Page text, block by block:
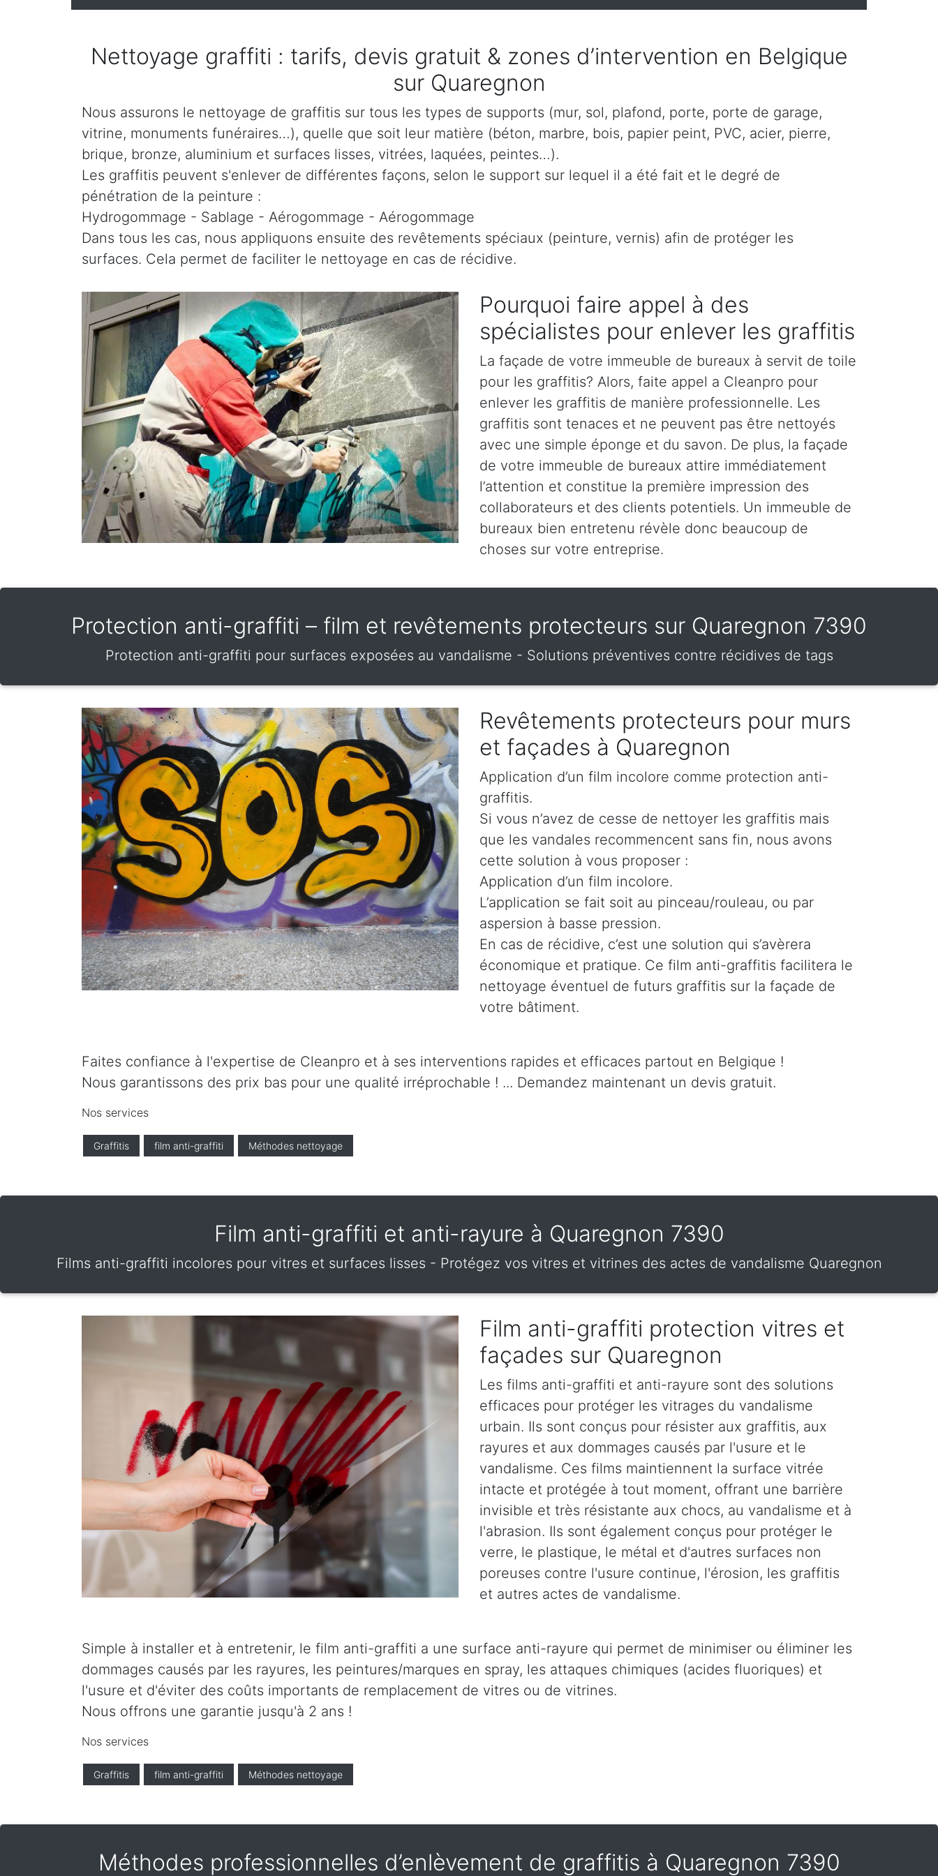
Nettoyage graffiti : tarifs, devis gratuit & zones d’intervention en Belgique
sur Quaregnon
Nous assurons le nettoyage de graffitis sur tous les types de supports (mur, sol, plafond, porte, porte de garage,
vitrine, monuments funéraires…), quelle que soit leur matière (béton, marbre, bois, papier peint, PVC, acier, pierre,
brique, bronze, aluminium et surfaces lisses, vitrées, laquées, peintes…).
Les graffitis peuvent s'enlever de différentes façons, selon le support sur lequel il a été fait et le degré de
pénétration de la peinture :
Hydrogommage - Sablage - Aérogommage - Aérogommage
Dans tous les cas, nous appliquons ensuite des revêtements spéciaux (peinture, vernis) afin de protéger les
surfaces. Cela permet de faciliter le nettoyage en cas de récidive.
Pourquoi faire appel à des
spécialistes pour enlever les graffitis
La façade de votre immeuble de bureaux à servit de toile
pour les graffitis? Alors, faite appel a Cleanpro pour
enlever les graffitis de manière professionnelle. Les
graffitis sont tenaces et ne peuvent pas être nettoyés
avec une simple éponge et du savon. De plus, la façade
de votre immeuble de bureaux attire immédiatement
l’attention et constitue la première impression des
collaborateurs et des clients potentiels. Un immeuble de
bureaux bien entretenu révèle donc beaucoup de
choses sur votre entreprise.
Protection anti-graffiti – film et revêtements protecteurs sur Quaregnon 7390
Protection anti-graffiti pour surfaces exposées au vandalisme - Solutions préventives contre récidives de tags
Revêtements protecteurs pour murs
et façades à Quaregnon
Application d’un film incolore comme protection anti-
graffitis.
Si vous n’avez de cesse de nettoyer les graffitis mais
que les vandales recommencent sans fin, nous avons
cette solution à vous proposer :
Application d’un film incolore.
L’application se fait soit au pinceau/rouleau, ou par
aspersion à basse pression.
En cas de récidive, c’est une solution qui s’avèrera
économique et pratique. Ce film anti-graffitis facilitera le
nettoyage éventuel de futurs graffitis sur la façade de
votre bâtiment.
Faites confiance à l'expertise de Cleanpro et à ses interventions rapides et efficaces partout en Belgique !
Nous garantissons des prix bas pour une qualité irréprochable ! ... Demandez maintenant un devis gratuit.
Nos services
Graffitis film anti-graffiti Méthodes nettoyage
Film anti-graffiti et anti-rayure à Quaregnon 7390
Films anti-graffiti incolores pour vitres et surfaces lisses - Protégez vos vitres et vitrines des actes de vandalisme Quaregnon
Film anti-graffiti protection vitres et
façades sur Quaregnon
Les films anti-graffiti et anti-rayure sont des solutions
efficaces pour protéger les vitrages du vandalisme
urbain. Ils sont conçus pour résister aux graffitis, aux
rayures et aux dommages causés par l'usure et le
vandalisme. Ces films maintiennent la surface vitrée
intacte et protégée à tout moment, offrant une barrière
invisible et très résistante aux chocs, au vandalisme et à
l'abrasion. Ils sont également conçus pour protéger le
verre, le plastique, le métal et d'autres surfaces non
poreuses contre l'usure continue, l'érosion, les graffitis
et autres actes de vandalisme.
Simple à installer et à entretenir, le film anti-graffiti a une surface anti-rayure qui permet de minimiser ou éliminer les
dommages causés par les rayures, les peintures/marques en spray, les attaques chimiques (acides fluoriques) et
l'usure et d'éviter des coûts importants de remplacement de vitres ou de vitrines.
Nous offrons une garantie jusqu'à 2 ans !
Nos services
Graffitis film anti-graffiti Méthodes nettoyage
Méthodes professionnelles d’enlèvement de graffitis à Quaregnon 7390